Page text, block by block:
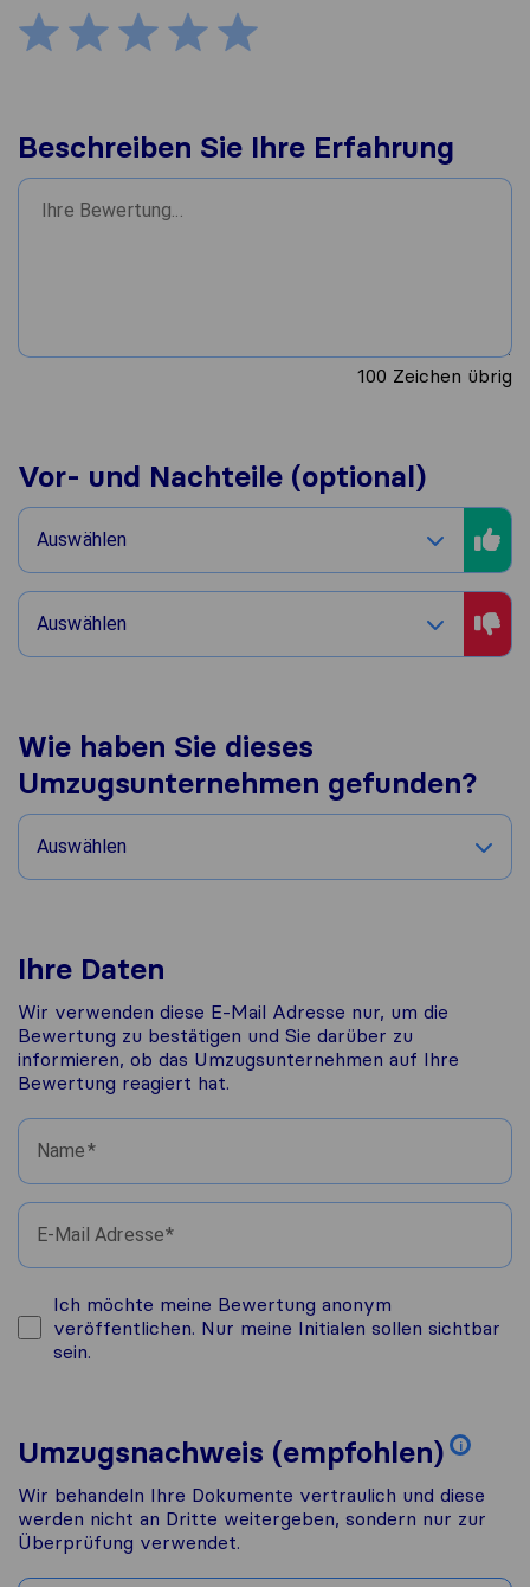
Beschreiben Sie Ihre Erfahrung
100 Zeichen übrig
Vor- und Nachteile (optional)
Auswählen
Auswählen
Wie haben Sie dieses
Umzugsunternehmen gefunden?
Auswählen
Ihre Daten
Wir verwenden diese E-Mail Adresse nur, um die
Bewertung zu bestätigen und Sie darüber zu
informieren, ob das Umzugsunternehmen auf Ihre
Bewertung reagiert hat.
Name
E-Mail Adresse
Ich möchte meine Bewertung anonym
veröffentlichen. Nur meine Initialen sollen sichtbar
sein.
Umzugsnachweis (empfohlen) i
Wir behandeln Ihre Dokumente vertraulich und diese
werden nicht an Dritte weitergeben, sondern nur zur
Überprüfung verwendet.